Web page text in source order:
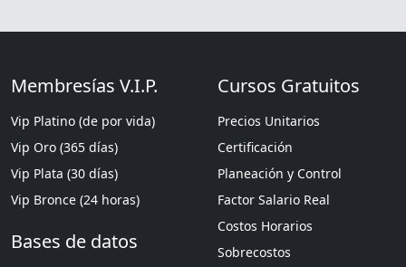
Membresías V.I.P.
Vip Platino (de por vida)
Vip Oro (365 días)
Vip Plata (30 días)
Vip Bronce (24 horas)
Bases de datos
Cursos Gratuitos
Precios Unitarios
Certificación
Planeación y Control
Factor Salario Real
Costos Horarios
Sobrecostos